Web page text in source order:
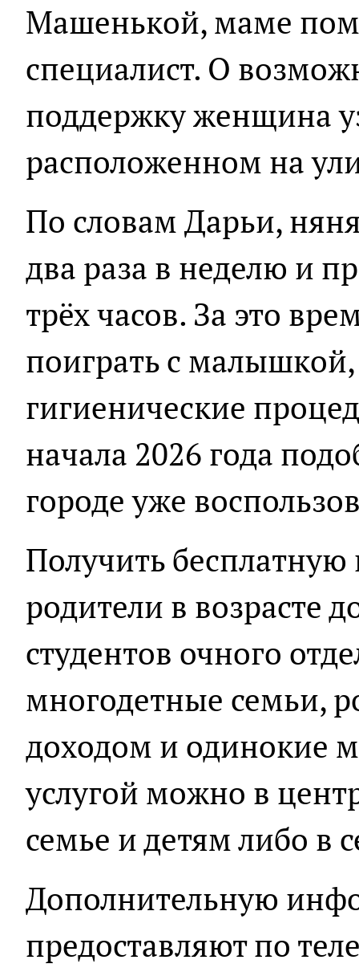
Машенькой, маме
специалист. О
поддержку женщина
расположенном на
По словам Дарьи,
два раза в неделю и
трёх часов. За это
поиграть с
гигиенические
начала 2026 года
городе уже
Получить
родители в возрасте
студентов очного
многодетные семьи,
доходом и одинокие
услугой можно в
семье и детям либо
Дополнительную
предоставляют по